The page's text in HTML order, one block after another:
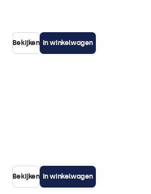
Bekijken In winkelwagen
Bekijken In winkelwagen